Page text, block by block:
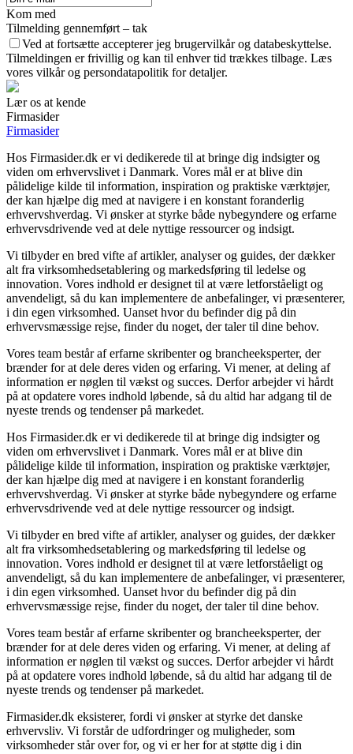
Kom med
Tilmelding gennemført – tak
Ved at fortsætte accepterer jeg brugervilkår og databeskyttelse.
Tilmeldingen er frivillig og kan til enhver tid trækkes tilbage. Læs
vores vilkår og persondatapolitik for detaljer.
Lær os at kende
Firmasider
Firmasider
Hos Firmasider.dk er vi dedikerede til at bringe dig indsigter og
viden om erhvervslivet i Danmark. Vores mål er at blive din
pålidelige kilde til information, inspiration og praktiske værktøjer,
der kan hjælpe dig med at navigere i en konstant foranderlig
erhvervshverdag. Vi ønsker at styrke både nybegyndere og erfarne
erhvervsdrivende ved at dele nyttige ressourcer og indsigt.
Vi tilbyder en bred vifte af artikler, analyser og guides, der dækker
alt fra virksomhedsetablering og markedsføring til ledelse og
innovation. Vores indhold er designet til at være letforståeligt og
anvendeligt, så du kan implementere de anbefalinger, vi præsenterer,
i din egen virksomhed. Uanset hvor du befinder dig på din
erhvervsmæssige rejse, finder du noget, der taler til dine behov.
Vores team består af erfarne skribenter og brancheeksperter, der
brænder for at dele deres viden og erfaring. Vi mener, at deling af
information er nøglen til vækst og succes. Derfor arbejder vi hårdt
på at opdatere vores indhold løbende, så du altid har adgang til de
nyeste trends og tendenser på markedet.
Hos Firmasider.dk er vi dedikerede til at bringe dig indsigter og
viden om erhvervslivet i Danmark. Vores mål er at blive din
pålidelige kilde til information, inspiration og praktiske værktøjer,
der kan hjælpe dig med at navigere i en konstant foranderlig
erhvervshverdag. Vi ønsker at styrke både nybegyndere og erfarne
erhvervsdrivende ved at dele nyttige ressourcer og indsigt.
Vi tilbyder en bred vifte af artikler, analyser og guides, der dækker
alt fra virksomhedsetablering og markedsføring til ledelse og
innovation. Vores indhold er designet til at være letforståeligt og
anvendeligt, så du kan implementere de anbefalinger, vi præsenterer,
i din egen virksomhed. Uanset hvor du befinder dig på din
erhvervsmæssige rejse, finder du noget, der taler til dine behov.
Vores team består af erfarne skribenter og brancheeksperter, der
brænder for at dele deres viden og erfaring. Vi mener, at deling af
information er nøglen til vækst og succes. Derfor arbejder vi hårdt
på at opdatere vores indhold løbende, så du altid har adgang til de
nyeste trends og tendenser på markedet.
Firmasider.dk eksisterer, fordi vi ønsker at styrke det danske
erhvervsliv. Vi forstår de udfordringer og muligheder, som
virksomheder står over for, og vi er her for at støtte dig i din